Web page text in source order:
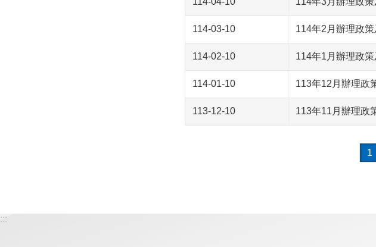
114-03-10 114年2月辦理政
114-02-10 114年1月辦理政
114-01-10 113年12月辦理政
113-12-10 113年11月辦理政
1
:::